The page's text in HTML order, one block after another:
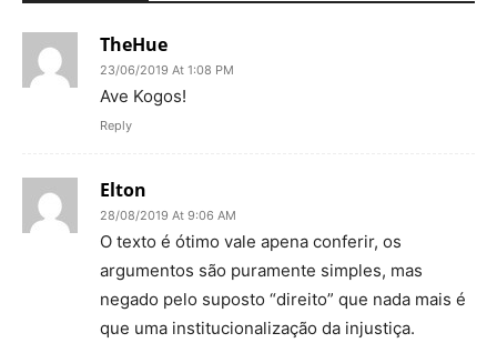
TheHue
23/06/2019 At 1:08 PM
Ave Kogos!
Reply
Elton
28/08/2019 At 9:06 AM
O texto é ótimo vale apena conferir, os
argumentos são puramente simples, mas
negado pelo suposto “direito” que nada mais é
que uma institucionalização da injustiça.